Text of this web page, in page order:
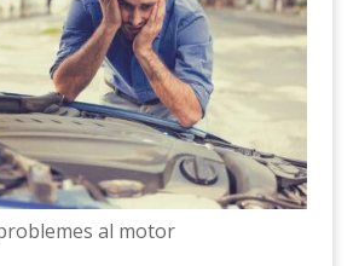
al motor